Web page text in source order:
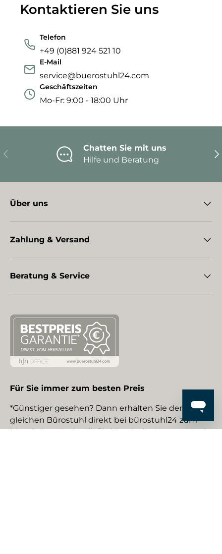
Kontaktieren Sie uns
Telefon
+49 (0)881 924 521 10
E-Mail
service@buerostuhl24.com
Geschäftszeiten
Mo-Fr: 9:00 - 18:00 Uhr
Vorherige
Chatten Sie mit uns
Hilfe und Beratung
Über uns
Zahlung & Versand
Beratung & Service
Für Sie immer zum besten Preis
*Günstiger gesehen? Dann erhalten Sie den
gleichen Bürostuhl direkt bei bürostuhl24 zum
identischen Preis. Gilt für identische Neuware bei